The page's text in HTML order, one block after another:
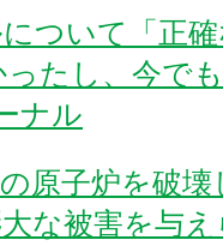
ついて「正
たし、今で
ナル
原子炉を破
な被害を与